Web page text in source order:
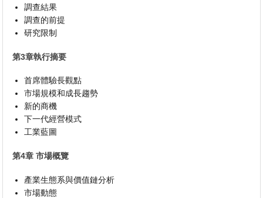
調查結果
調查的前提
研究限制
第3章執行摘要
首席體驗長觀點
市場規模和成長趨勢
新的商機
下一代經營模式
工業藍圖
第4章 市場概覽
產業生態系與價值鏈分析
市場動態